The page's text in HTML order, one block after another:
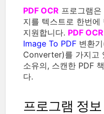
PDF OCR 프로그램
지를 텍스트로 한번
지원합니다. PDF OCR
Image To PDF 변환
Converter)를 가지고
소유의, 스캔한 PDF
다.
프로그램 정보